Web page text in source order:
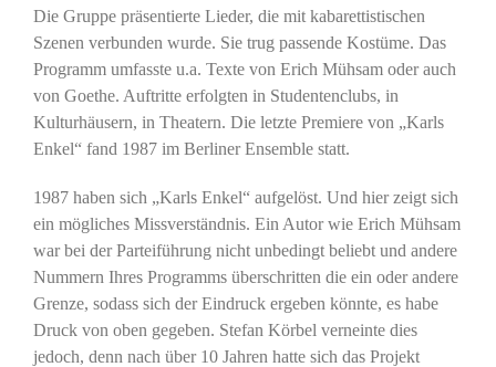
Die Gruppe präsentierte Lieder, die mit kabarettistischen
Szenen verbunden wurde. Sie trug passende Kostüme. Das
Programm umfasste u.a. Texte von Erich Mühsam oder auch
von Goethe. Auftritte erfolgten in Studentenclubs, in
Kulturhäusern, in Theatern. Die letzte Premiere von „Karls
Enkel“ fand 1987 im Berliner Ensemble statt.
1987 haben sich „Karls Enkel“ aufgelöst. Und hier zeigt sich
ein mögliches Missverständnis. Ein Autor wie Erich Mühsam
war bei der Parteiführung nicht unbedingt beliebt und andere
Nummern Ihres Programms überschritten die ein oder andere
Grenze, sodass sich der Eindruck ergeben könnte, es habe
Druck von oben gegeben. Stefan Körbel verneinte dies
jedoch, denn nach über 10 Jahren hatte sich das Projekt